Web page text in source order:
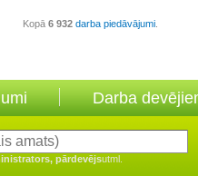
Kopā 6 932 darba piedāvājumi
Darba
pārdevējsutml.